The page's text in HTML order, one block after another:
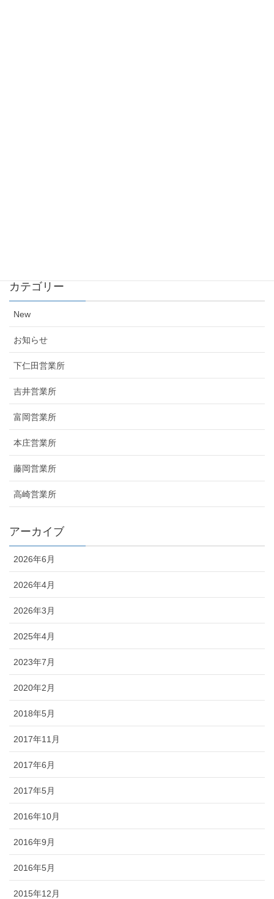
カテゴリー
New
お知らせ
下仁田営業所
吉井営業所
富岡営業所
本庄営業所
藤岡営業所
高崎営業所
アーカイブ
2026年6月
2026年4月
2026年3月
2025年4月
2023年7月
2020年2月
2018年5月
2017年11月
2017年6月
2017年5月
2016年10月
2016年9月
2016年5月
2015年12月